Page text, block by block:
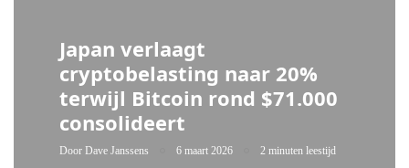
Japan verlaagt
cryptobelasting naar 20%
terwijl Bitcoin rond $71.000
consolideert
Door Dave Janssens 6 maart 2026 2 minuten leestijd